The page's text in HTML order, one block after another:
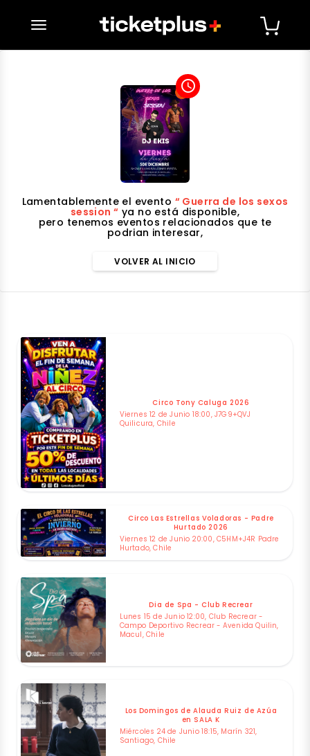
desplegar navegación
access_time
Lamentablemente el evento “ Guerra de los sexos
session “ ya no está disponible,
pero tenemos eventos relacionados que te
podrian interesar,
VOLVER AL INICIO
Circo Tony Caluga 2026
Viernes 12 de Junio 18:00, J7G9+QVJ
Quilicura, Chile
Circo Las Estrellas Voladoras - Padre
Hurtado 2026
Viernes 12 de Junio 20:00, C5HM+J4R Padre
Hurtado, Chile
Dia de Spa - Club Recrear
Lunes 15 de Junio 12:00, Club Recrear -
Campo Deportivo Recrear - Avenida Quilin,
Macul, Chile
Los Domingos de Alauda Ruiz de Azúa
en SALA K
Miércoles 24 de Junio 18:15, Marín 321,
Santiago, Chile